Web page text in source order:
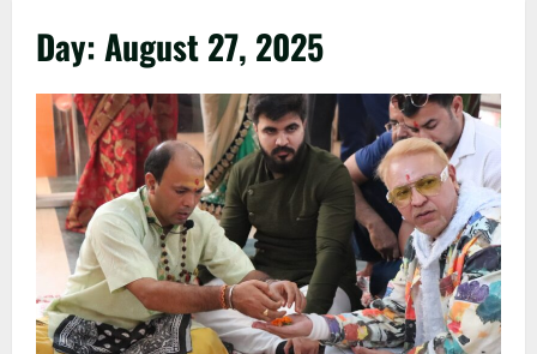
Day:August 27, 2025